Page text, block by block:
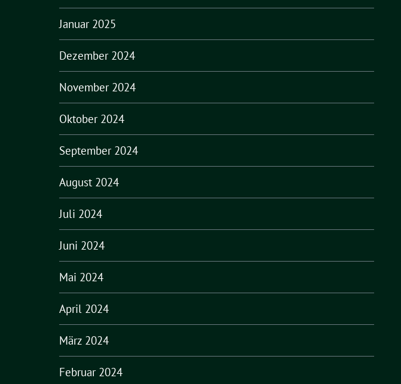
Januar 2025
Dezember 2024
November 2024
Oktober 2024
September 2024
August 2024
Juli 2024
Juni 2024
Mai 2024
April 2024
März 2024
Februar 2024